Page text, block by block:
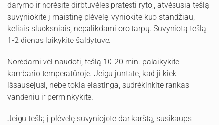
darymo ir norėsite dirbtuvėles pratęsti rytoj, atvėsusią tešlą
suvyniokite į maistinę plėvelę, vyniokite kuo standžiau,
keliais sluoksniais, nepalikdami oro tarpų. Suvyniotą tešlą
1-2 dienas laikykite šaldytuve.
Norėdami vėl naudoti, tešlą 10-20 min. palaikykite
kambario temperatūroje. Jeigu juntate, kad ji kiek
išsausėjusi, nebe tokia elastinga, sudrėkinkite rankas
vandeniu ir perminkykite.
Jeigu tešlą į plėvelę suvyniojote dar karštą, susikaups